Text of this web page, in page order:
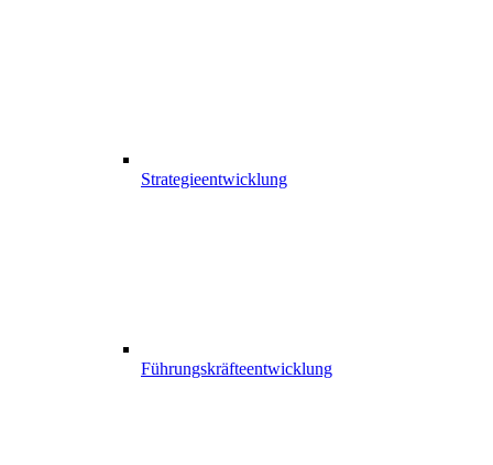
Strategieentwicklung
Führungskräfteentwicklung